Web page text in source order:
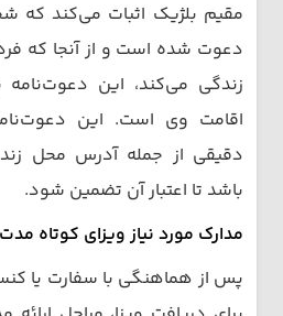
مقیم بلژیک اثبات می‌کند که
دعوت شده است و از آنجا که
زندگی می‌کند، این دعوت‌نامه
اقامت وی است. این
دقیقی از جمله آدرس محل
باشد تا اعتبار آن تضمین شود.
مدارک مورد نیاز ویزای کوتاه
پس از هماهنگی با سفارت یا